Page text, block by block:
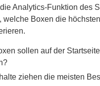
Analytics-Funktion des
welche Boxen die
sollen auf der
ziehen die meisten